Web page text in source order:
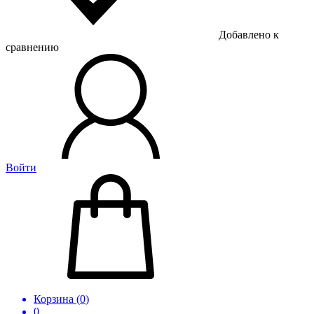
Добавлено к
сравнению
Войти
Корзина (0)
0